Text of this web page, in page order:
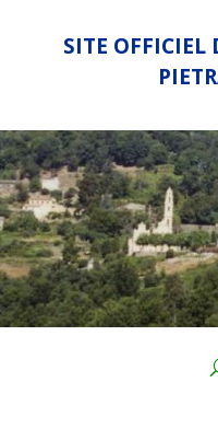
SITE OFFICIEL